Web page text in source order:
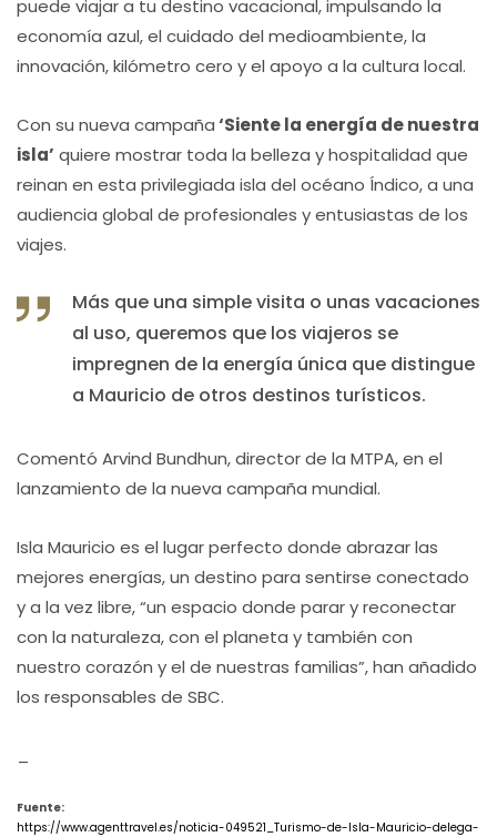
puede viajar a tu destino vacacional, impulsando la
economía azul, el cuidado del medioambiente, la
innovación, kilómetro cero y el apoyo a la cultura local.
Con su nueva campaña‘Siente la energía de nuestra
isla’ quiere mostrar toda la belleza y hospitalidad que
reinan en esta privilegiada isla del océano Índico, a una
audiencia global de profesionales y entusiastas de los
viajes.
Más que una simple visita o unas vacaciones
al uso, queremos que los viajeros se
impregnen de la energía única que distingue
a Mauricio de otros destinos turísticos.
Comentó Arvind Bundhun, director de la MTPA, en el
lanzamiento de la nueva campaña mundial.
Isla Mauricio es el lugar perfecto donde abrazar las
mejores energías, un destino para sentirse conectado
y a la vez libre, “un espacio donde parar y reconectar
con la naturaleza, con el planeta y también con
nuestro corazón y el de nuestras familias”, han añadido
los responsables de SBC.
Fuente:
https://www.agenttravel.es/noticia-049521_Turismo-de-Isla-Mauricio-delega-